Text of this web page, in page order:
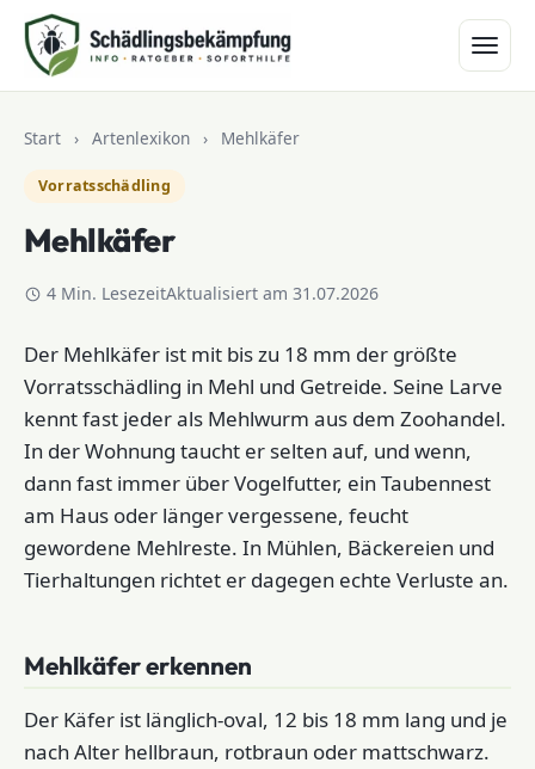
Zum Inhalt springen
Start › Artenlexikon › Mehlkäfer
Vorratsschädling
Mehlkäfer
4 Min. LesezeitAktualisiert am 31.07.2026
Der Mehlkäfer ist mit bis zu 18 mm der größte
Vorratsschädling in Mehl und Getreide. Seine Larve
kennt fast jeder als Mehlwurm aus dem Zoohandel.
In der Wohnung taucht er selten auf, und wenn,
dann fast immer über Vogelfutter, ein Taubennest
am Haus oder länger vergessene, feucht
gewordene Mehlreste. In Mühlen, Bäckereien und
Tierhaltungen richtet er dagegen echte Verluste an.
Mehlkäfer erkennen
Der Käfer ist länglich-oval, 12 bis 18 mm lang und je
nach Alter hellbraun, rotbraun oder mattschwarz.